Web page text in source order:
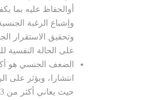
أوالحفاظ عليه بما
وإشباع الرغبة
وتحقيق الاستقرار
على الحالة النفسية
الضعف الجنسي هو
انتشارا، ويؤثر على